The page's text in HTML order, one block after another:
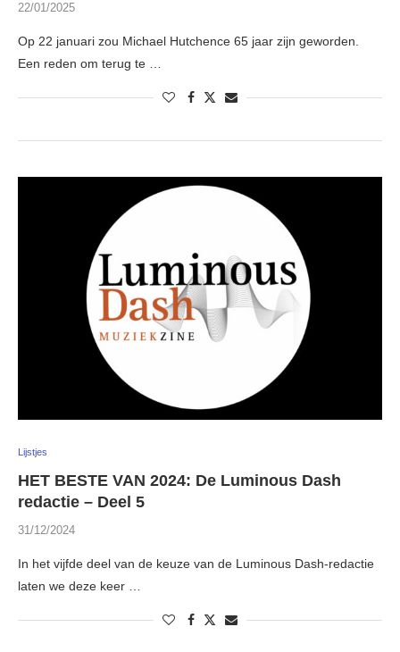
22/01/2025
Op 22 januari zou Michael Hutchence 65 jaar zijn geworden.
Een reden om terug te …
Lijstjes
HET BESTE VAN 2024: De Luminous Dash
redactie – Deel 5
31/12/2024
In het vijfde deel van de keuze van de Luminous Dash-redactie
laten we deze keer …